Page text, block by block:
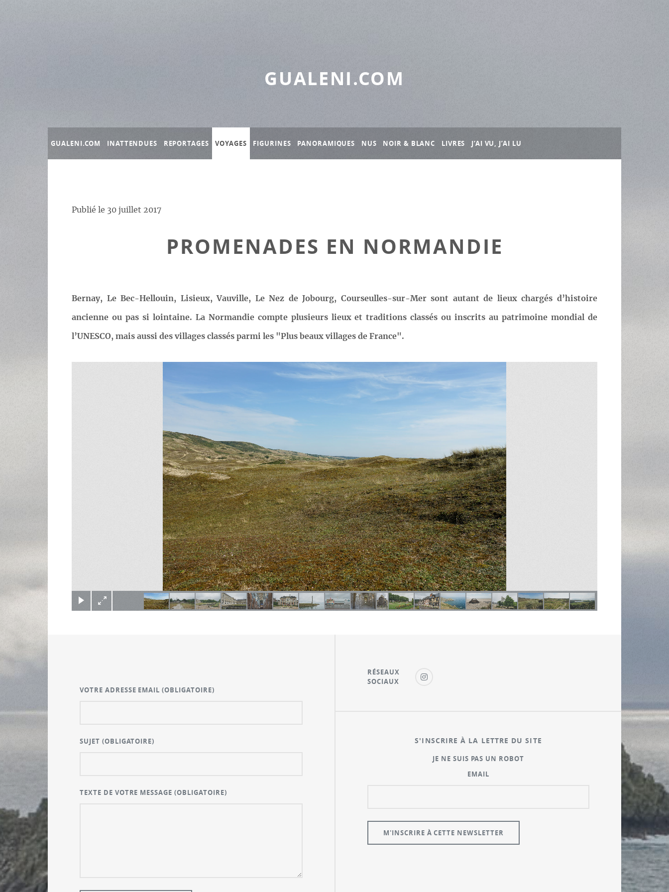
GUALENI.COM
GUALENI.COM INATTENDUES REPORTAGES VOYAGES FIGURINES PANORAMIQUES NUS NOIR & BLANC LIVRES J’AI VU, J’AI LU
Publié le 30 juillet 2017
PROMENADES EN NORMANDIE
Bernay, Le Bec-Hellouin, Lisieux, Vauville, Le Nez de Jobourg, Courseulles-sur-Mer sont autant de lieux chargés d’histoire
ancienne ou pas si lointaine. La Normandie compte plusieurs lieux et traditions classés ou inscrits au patrimoine mondial de
l’UNESCO, mais aussi des villages classés parmi les "Plus beaux villages de France".
VOTRE ADRESSE EMAIL(OBLIGATOIRE)
SUJET (OBLIGATOIRE)
TEXTE DE VOTRE MESSAGE(OBLIGATOIRE)
RÉSEAUX
SOCIAUX
S'INSCRIRE À LA LETTRE DU SITE
JE NE SUIS PAS UN ROBOT
EMAIL